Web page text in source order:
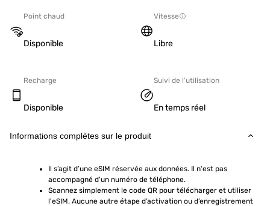
Point chaud
Disponible
Vitesse
Libre
Recharge
Disponible
Suivi de l'utilisation
En temps réel
Informations complètes sur le produit
Il s’agit d’une eSIM réservée aux données. Il n'est pas
accompagné d'un numéro de téléphone.
Scannez simplement le code QR pour télécharger et utiliser
l'eSIM. Aucune autre étape d’activation ou d’enregistrement